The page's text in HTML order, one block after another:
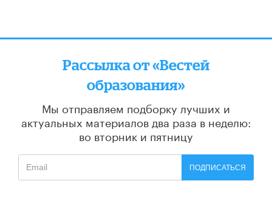
Рассылка от «Вестей
образования»
Мы отправляем подборку лучших и
актуальных материалов два раза в неделю:
во вторник и пятницу
ПОДПИСАТЬСЯ